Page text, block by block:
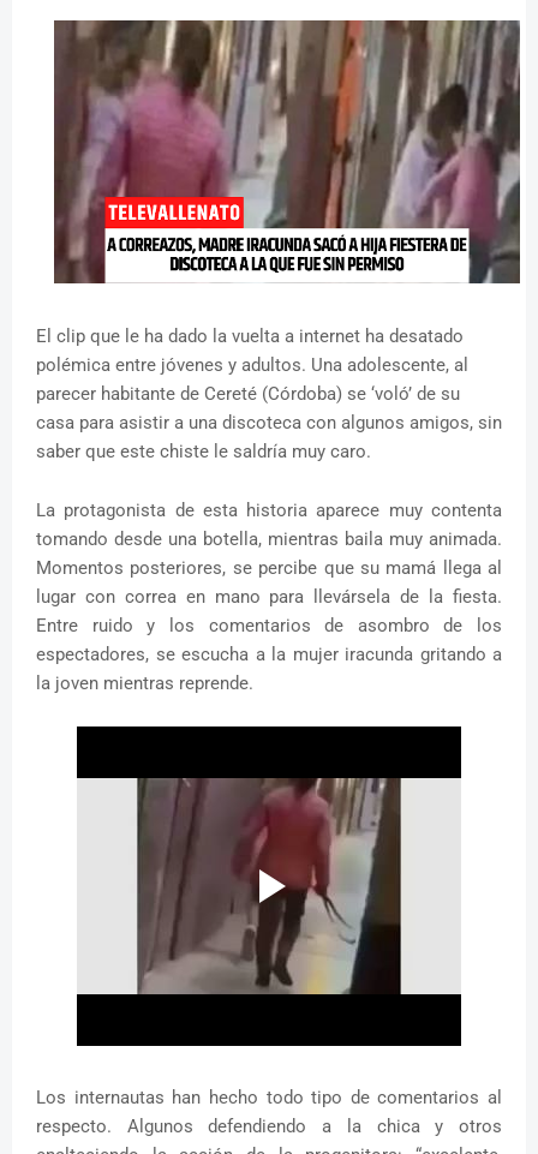
El clip que le ha dado la vuelta a internet ha desatado
polémica entre jóvenes y adultos. Una adolescente, al
parecer habitante de Cereté (Córdoba) se ‘voló’ de su
casa para asistir a una discoteca con algunos amigos, sin
saber que este chiste le saldría muy caro.
La protagonista de esta historia aparece muy contenta
tomando desde una botella, mientras baila muy animada.
Momentos posteriores, se percibe que su mamá llega al
lugar con correa en mano para llevársela de la fiesta.
Entre ruido y los comentarios de asombro de los
espectadores, se escucha a la mujer iracunda gritando a
la joven mientras reprende.
Los internautas han hecho todo tipo de comentarios al
respecto. Algunos defendiendo a la chica y otros